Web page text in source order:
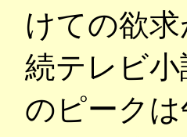
けての欲
続テレビ
のピーク